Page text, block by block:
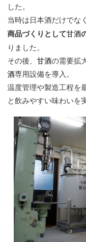
した。
当時は日本酒だけでなく
商品づくりとして甘酒
りました。
その後、 甘酒の需要拡
酒専用設備を導入。
温度管理や製造工程を
と飲みやすい味わいを